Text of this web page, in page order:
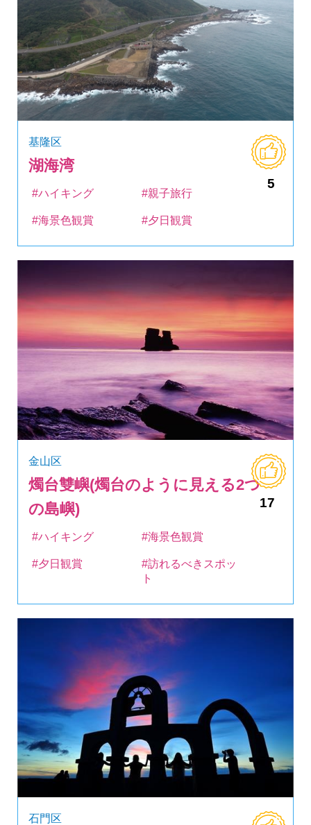
基隆区
湖海湾
5
#ハイキング #親子旅行
#海景色観賞 #夕日観賞
金山区
燭台雙嶼(燭台のように見える2つ
の島嶼)
17
#ハイキング #海景色観賞
#夕日観賞
#訪れるべきスポッ
ト
石門区